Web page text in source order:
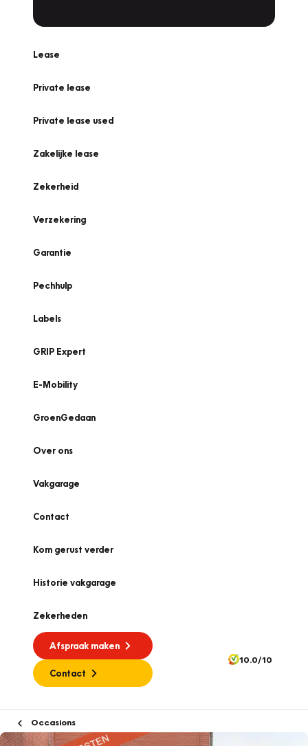
Lease
Private lease
Private lease used
Zakelijke lease
Zekerheid
Verzekering
Garantie
Pechhulp
Labels
GRIP Expert
E-Mobility
GroenGedaan
Over ons
Vakgarage
Contact
Kom gerust verder
Historie vakgarage
Zekerheden
Afspraak maken
Contact
10.0/10
Occasions